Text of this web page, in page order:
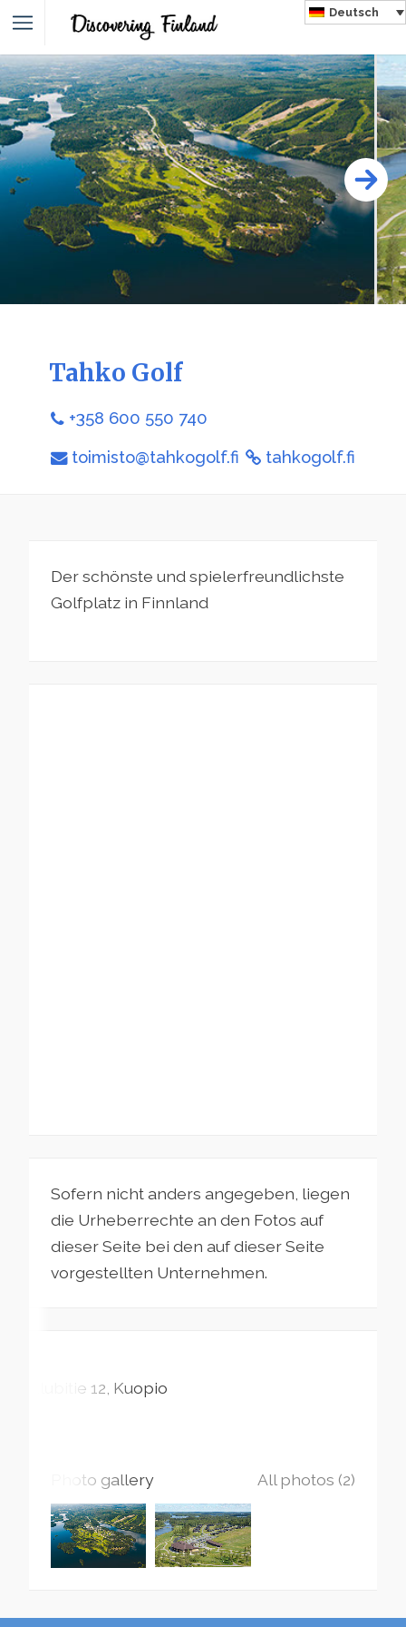
Deutsch
Tahko Golf
+358 600 550 740
toimisto@tahkogolf.fi tahkogolf.fi
Der schönste und spielerfreundlichste
Golfplatz in Finnland
Sofern nicht anders angegeben, liegen
die Urheberrechte an den Fotos auf
dieser Seite bei den auf dieser Seite
vorgestellten Unternehmen.
Klubitie 12 Kuopio
Photo gallery All photos (2)